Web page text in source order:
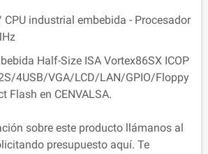
CPU industrial embebida - Procesador
Half-Size ISA Vortex86SX ICOP
4USB/VGA/LCD/LAN/GPIO/Floppy
Flash en CENVALSA.
sobre este producto llámanos al
presupuesto aquí. Te